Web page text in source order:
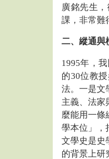
廣銘先生
課，非常難
二、縱通與
1995年，
的30位教
法。一是文
主義、法家
麼能用一條
學本位」，
文學史是史
的背景上研